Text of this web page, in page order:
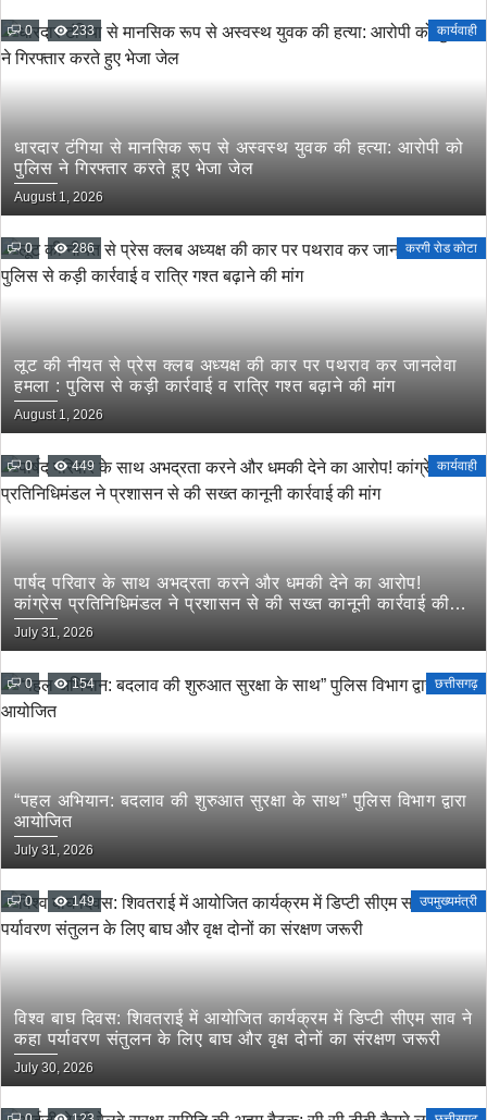
0 233 कार्यवाही
धारदार टंगिया से मानसिक रूप से अस्वस्थ युवक की हत्या: आरोपी को
पुलिस ने गिरफ्तार करते हुए भेजा जेल
August 1, 2026
0 286 करगी रोड कोटा
लूट की नीयत से प्रेस क्लब अध्यक्ष की कार पर पथराव कर जानलेवा
हमला : पुलिस से कड़ी कार्रवाई व रात्रि गश्त बढ़ाने की मांग
August 1, 2026
0 449 कार्यवाही
पार्षद परिवार के साथ अभद्रता करने और धमकी देने का आरोप!
कांग्रेस प्रतिनिधिमंडल ने प्रशासन से की सख्त कानूनी कार्रवाई की
मांग
July 31, 2026
0 154 छत्तीसगढ़
“पहल अभियान: बदलाव की शुरुआत सुरक्षा के साथ” पुलिस विभाग द्वारा
आयोजित
July 31, 2026
0 149 उपमुख्यमंत्री
विश्व बाघ दिवस: शिवतराई में आयोजित कार्यक्रम में डिप्टी सीएम साव ने
कहा पर्यावरण संतुलन के लिए बाघ और वृक्ष दोनों का संरक्षण जरूरी
July 30, 2026